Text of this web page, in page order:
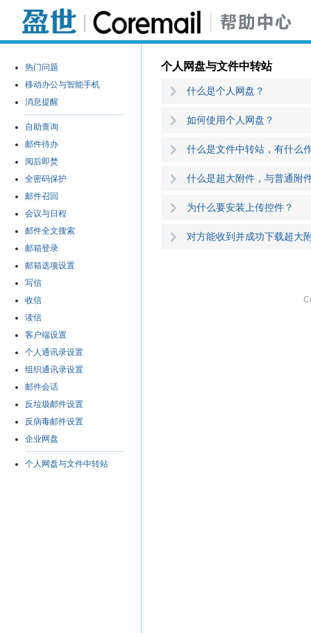
个人网盘与文件中转站
什么是个人网盘？
如何使用个人网盘？
什么是文件中转站，有什么
什么是超大附件，与普通附
为什么要安装上传控件？
对方能收到并成功下载超大